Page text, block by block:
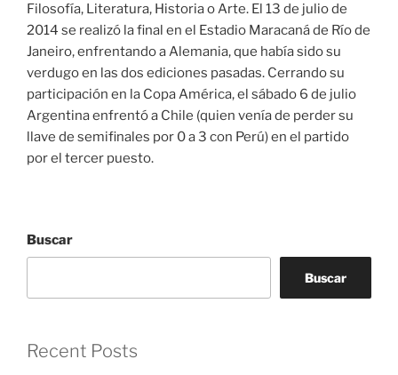
Filosofía, Literatura, Historia o Arte. El 13 de julio de
2014 se realizó la final en el Estadio Maracaná de Río de
Janeiro, enfrentando a Alemania, que había sido su
verdugo en las dos ediciones pasadas. Cerrando su
participación en la Copa América, el sábado 6 de julio
Argentina enfrentó a Chile (quien venía de perder su
llave de semifinales por 0 a 3 con Perú) en el partido
por el tercer puesto.
Buscar
Buscar
Recent Posts